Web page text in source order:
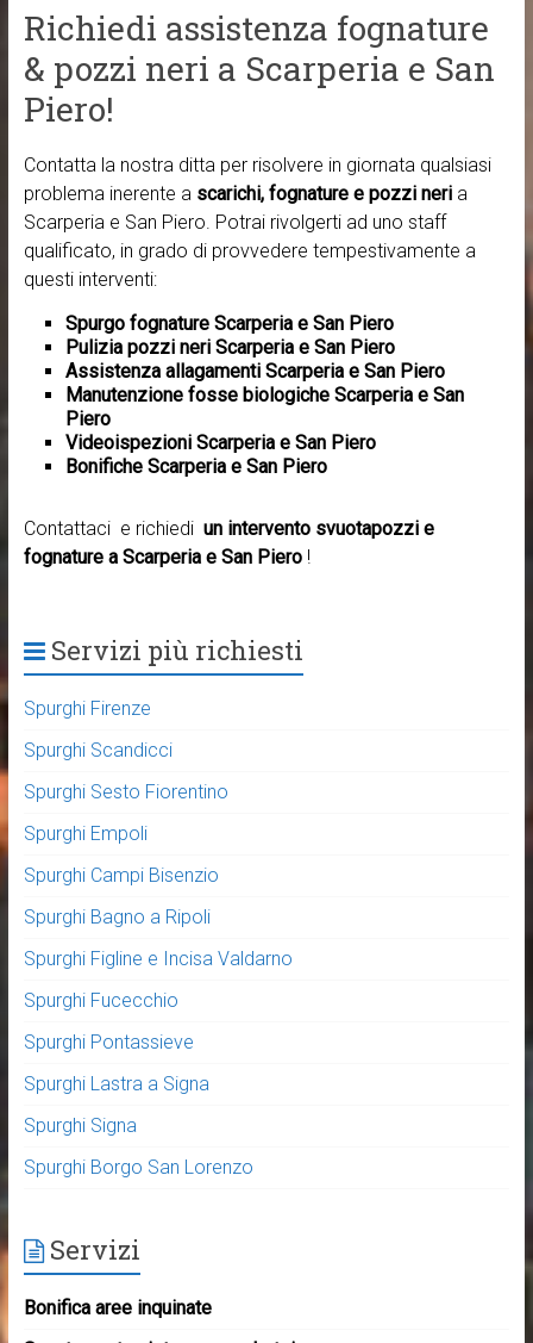
Richiedi assistenza fognature
& pozzi neri a Scarperia e San
Piero!
Contatta la nostra ditta per risolvere in giornata qualsiasi
problema inerente a scarichi, fognature e pozzi neria
Scarperia e San Piero. Potrai rivolgerti ad uno staff
qualificato, in grado di provvedere tempestivamente a
questi interventi:
Spurgo fognature Scarperia e San Piero
Pulizia pozzi neri Scarperia e San Piero
Assistenza allagamenti Scarperia e San Piero
Manutenzione fosse biologiche Scarperia e San
Piero
Videoispezioni Scarperia e San Piero
Bonifiche Scarperia e San Piero
Contattaci e richiedi un intervento svuotapozzi e
fognature a Scarperia e San Piero !
Servizi più richiesti
Spurghi Firenze
Spurghi Scandicci
Spurghi Sesto Fiorentino
Spurghi Empoli
Spurghi Campi Bisenzio
Spurghi Bagno a Ripoli
Spurghi Figline e Incisa Valdarno
Spurghi Fucecchio
Spurghi Pontassieve
Spurghi Lastra a Signa
Spurghi Signa
Spurghi Borgo San Lorenzo
Servizi
Bonifica aree inquinate